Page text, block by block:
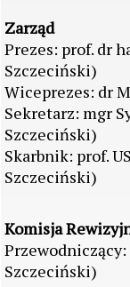
Zarząd
Prezes: prof. dr
Szczeciński)
Wiceprezes: dr
Sekretarz: mgr
Szczeciński)
Skarbnik: prof.
Szczeciński)
Komisja
Szczeciński)